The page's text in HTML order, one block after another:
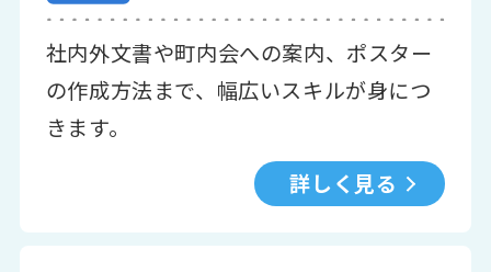
社内外文書や町内会への案内、ポスター
の作成方法まで、幅広いスキルが身につ
きます。
詳しく見る